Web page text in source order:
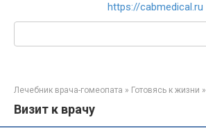
https://cabmedical.ru
Поиск:
Лечебник врача-гомеопата » Готовясь к жизни »
Визит к врачу